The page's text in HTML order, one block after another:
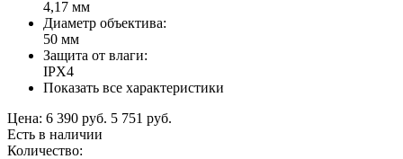
4,17 мм
Диаметр объектива:
50 мм
Защита от влаги:
IPX4
Показать все характеристики
Цена: 6 390 руб. 5 751 руб.
Есть в наличии
Количество: